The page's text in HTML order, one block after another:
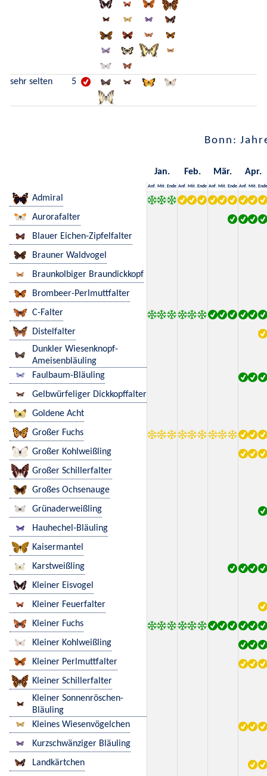
sehr selten 5
Bonn:
Jan. Feb. Mär. Apr.
Anf. Mit. Ende Anf. Mit. Ende Anf. Mit. Ende Anf. Mit. Ende
Admiral
Aurorafalter
Blauer Eichen-Zipfelfalter
Brauner Waldvogel
Braunkolbiger Braundickkopf
Brombeer-Perlmuttfalter
C-Falter
Distelfalter
Dunkler Wiesenknopf-
Ameisenbläuling
Faulbaum-Bläuling
Gelbwürfeliger Dickkopffalter
Goldene Acht
Großer Fuchs
Großer Kohlweißling
Großer Schillerfalter
Großes Ochsenauge
Grünaderweißling
Hauhechel-Bläuling
Kaisermantel
Karstweißling
Kleiner Eisvogel
Kleiner Feuerfalter
Kleiner Fuchs
Kleiner Kohlweißling
Kleiner Perlmuttfalter
Kleiner Schillerfalter
Kleiner Sonnenröschen-
Bläuling
Kleines Wiesenvögelchen
Kurzschwänziger Bläuling
Landkärtchen